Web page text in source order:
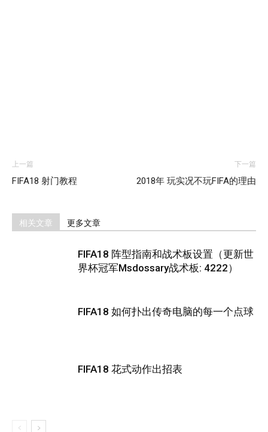
上一篇
FIFA18 射门教程
下一篇
2018年 玩实况不玩FIFA的理由
相关文章 更多文章
FIFA18 阵型指南和战术板设置（更新世
界杯冠军Msdossary战术板: 4222）
FIFA18 如何扑出传奇电脑的每一个点球
FIFA18 花式动作出招表